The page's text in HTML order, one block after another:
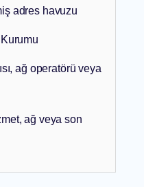
adres havuzu
ağ operatörü veya
ağ veya son